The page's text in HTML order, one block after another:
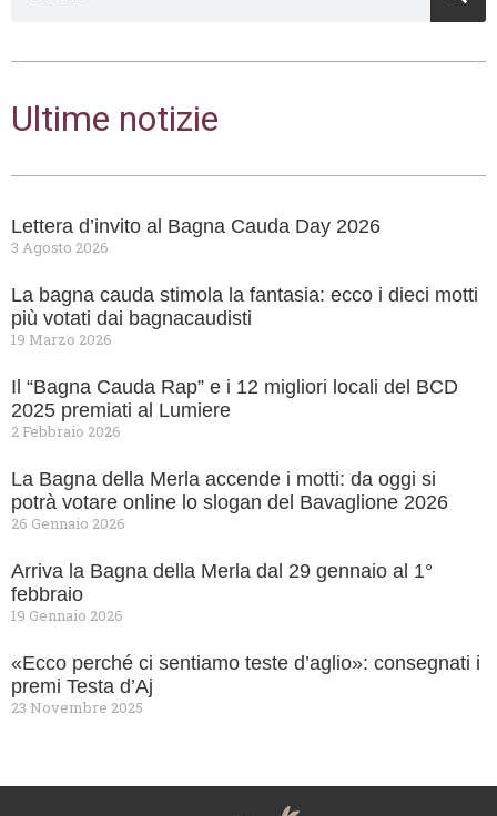
Ultime notizie
Lettera d’invito al Bagna Cauda Day 2026
3 Agosto 2026
La bagna cauda stimola la fantasia: ecco i dieci motti
più votati dai bagnacaudisti
19 Marzo 2026
Il “Bagna Cauda Rap” e i 12 migliori locali del BCD
2025 premiati al Lumiere
2 Febbraio 2026
La Bagna della Merla accende i motti: da oggi si
potrà votare online lo slogan del Bavaglione 2026
26 Gennaio 2026
Arriva la Bagna della Merla dal 29 gennaio al 1°
febbraio
19 Gennaio 2026
«Ecco perché ci sentiamo teste d’aglio»: consegnati i
premi Testa d’Aj
23 Novembre 2025